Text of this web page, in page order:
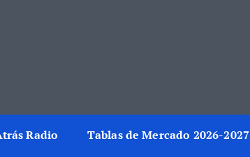
Radio Tablas de Mercado 2026-2027